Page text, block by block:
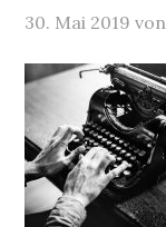
30. Mai 2019